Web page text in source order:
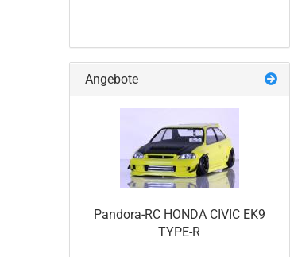
Angebote
Pandora-RC HONDA CIVIC EK9
TYPE-R